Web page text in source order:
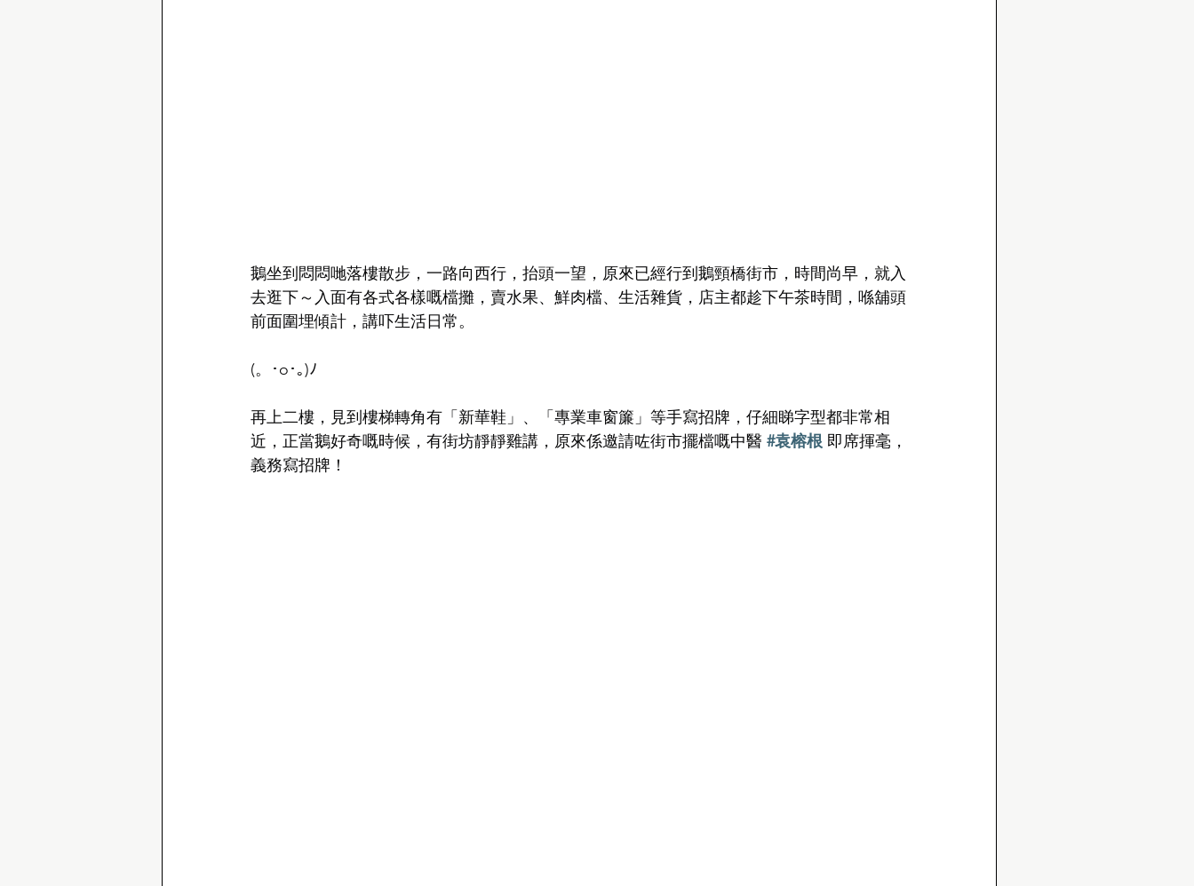
鵝坐到悶悶哋落樓散步，一路向西行，抬頭一望，原來已經行到鵝頸橋街市，時間尚早，就入
去逛下～入面有各式各樣嘅檔攤，賣水果、鮮肉檔、生活雜貨，店主都趁下午茶時間，喺舖頭
前面圍埋傾計，講吓生活日常。
(。･o･｡)ﾉ
再上二樓，見到樓梯轉角有「新華鞋」、「專業車窗簾」等手寫招牌，仔細睇字型都非常相
近，正當鵝好奇嘅時候，有街坊靜靜雞講，原來係邀請咗街市擺檔嘅中醫 #袁榕根 即席揮毫，
義務寫招牌！